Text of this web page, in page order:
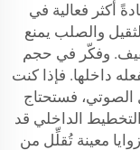
أكثر فعالية في
والصلب يمنع
وفكّر في حجم
داخلها. فإذا كنت
فستحتاج
التخطيط الداخلي قد
معينة تُقلِّل من